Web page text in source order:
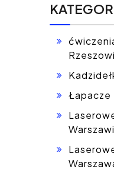
Łapacze